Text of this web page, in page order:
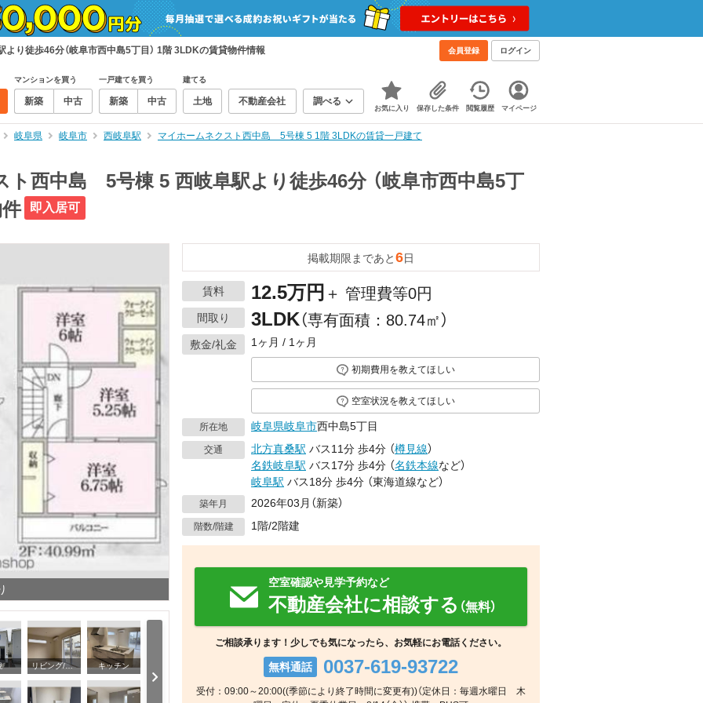
り徒歩46分（岐阜市西中島5丁目） 1階 3LDKの賃貸物件情報 会員登録 ログイン
マンションを買う
新築 中古
一戸建てを買う
新築 中古
建てる
土地 不動産会社 調べる
お気に入り 保存した条件 閲覧履歴 マイページ
岐阜県 岐阜市 西岐阜駅 マイホームネクスト西中島 5号棟 5 1階 3LDKの賃貸一戸建て
ト西中島 5号棟 5 西岐阜駅より徒歩46分 （岐阜市西中島5丁
即入居可
リビング/ダイニング キッチン
掲載期限まであと6日
賃料 12.5万円 ＋ 管理費等0円
間取り 3LDK（専有面積：80.74㎡）
敷金/礼金 1ヶ月 / 1ヶ月
初期費用を教えてほしい
空室状況を教えてほしい
所在地 岐阜県岐阜市西中島5丁目
交通 北方真桑駅 バス11分 歩4分 （樽見線）
名鉄岐阜駅 バス17分 歩4分 （名鉄本線など）
岐阜駅 バス18分 歩4分 （東海道線など）
築年月 2026年03月（新築）
階数/階建 1階/2階建
空室確認や見学予約など
不動産会社に相談する （無料）
ご相談承ります！少しでも気になったら、お気軽にお電話ください。
無料通話 0037-619-93722
受付：09:00～20:00((季節により終了時間に変更有))（定休日：毎週水曜日 木